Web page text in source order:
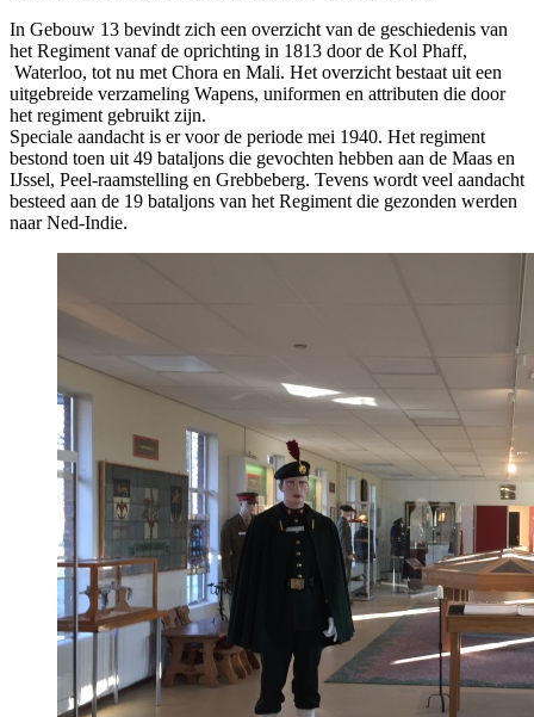
In Gebouw 13 bevindt zich een overzicht van de geschiedenis van
het Regiment vanaf de oprichting in 1813 door de Kol Phaff,
Waterloo, tot nu met Chora en Mali. Het overzicht bestaat uit een
uitgebreide verzameling Wapens, uniformen en attributen die door
het regiment gebruikt zijn.
Speciale aandacht is er voor de periode mei 1940. Het regiment
bestond toen uit 49 bataljons die gevochten hebben aan de Maas en
IJssel, Peel-raamstelling en Grebbeberg. Tevens wordt veel aandacht
besteed aan de 19 bataljons van het Regiment die gezonden werden
naar Ned-Indie.